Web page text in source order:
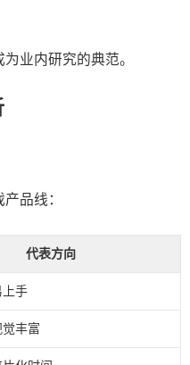
业内研究的典范。
品线：
代表方向
上手
丰富